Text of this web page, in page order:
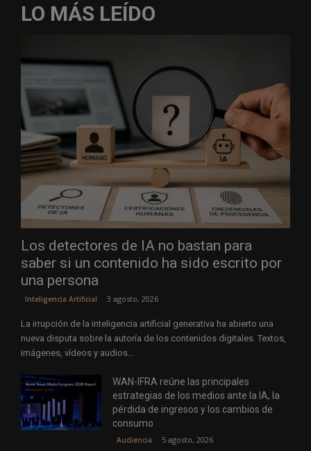
LO MÁS LEÍDO
Los detectores de IA no bastan para
saber si un contenido ha sido escrito por
una persona
Inteligencia Artificial 3 agosto, 2026
La irrupción de la inteligencia artificial generativa ha abierto una
nueva disputa sobre la autoría de los contenidos digitales. Textos,
imágenes, vídeos y audios...
WAN-IFRA reúne las principales
estrategias de los medios ante la IA, la
pérdida de ingresos y los cambios de
consumo
Audiencia 5 agosto, 2026